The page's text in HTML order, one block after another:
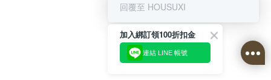
回覆至 HOUSUXI
加入綁訂領100折扣金
連結 LINE 帳號